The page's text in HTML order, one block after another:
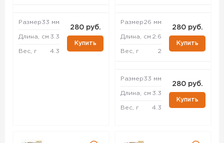
Размер33 мм
Длина, см 3.3
Вес, г 4.3
280 руб.
Купить
Размер26 мм
Длина, см 2.6
Вес, г 2
280 руб.
Купить
Размер33 мм
Длина, см 3.3
Вес, г 4.3
280 руб.
Купить